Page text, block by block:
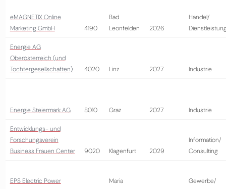
eMAGNETIX Online
Marketing GmbH
4190
Bad
Leonfelden
2026
Handel/
Energie AG
Oberösterreich (und
Tochtergesellschaften)
4020 Linz 2027 Industrie
Energie Steiermark AG 8010 Graz 2027 Industrie
Entwicklungs- und
Forschungsverein
Business Frauen Center
9020 Klagenfurt 2029
Information/
Consulting
EPS Electric Power
Maria
Gewerbe/